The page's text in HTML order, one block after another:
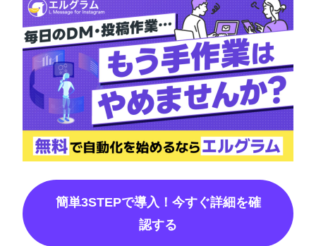
簡単3STEPで導入！今すぐ詳細を確
認する